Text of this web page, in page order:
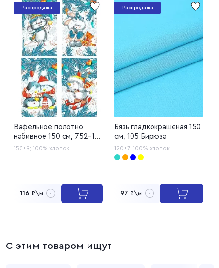
Распродажа
Вафельное полотно
набивное 150 см, 752-1
Зимние игрушки
150±9; 100% хлопок
116 ₽\м
Распродажа
Бязь гладкокрашеная 150
см, 105 Бирюза
120±7; 100% хлопок
97 ₽\м
С этим товаром ищут